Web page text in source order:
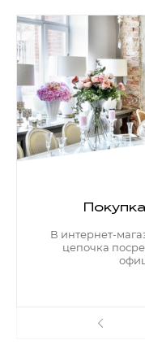
В интернет-
цепочка